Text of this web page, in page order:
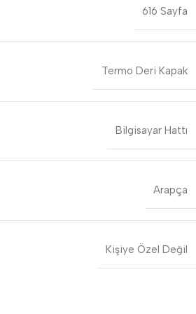
616 Sayfa
Termo Deri Kapak
Bilgisayar Hattı
Arapça
Kişiye Özel Değil